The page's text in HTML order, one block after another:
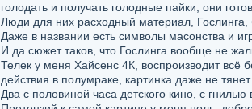
голодать и получать голодные пайки, они
Люди для них расходный материал, Гослинга,
Даже в названии есть символы масонства и
И да сюжет таков, что Гослинга вообще не
Телек у меня Хайсенс 4К, воспроизводит всё
действия в полумраке, картинка даже не
Два с половиной часа детского кино, с гнилью